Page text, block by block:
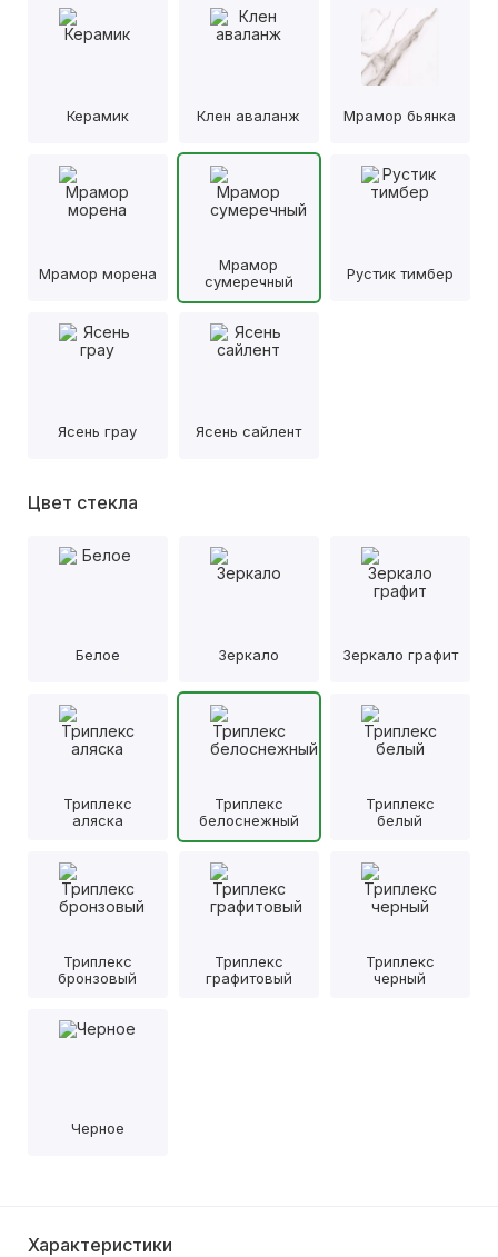
Керамик Клен аваланж Мрамор бьянка
Мрамор морена
Мрамор
сумеречный
Рустик тимбер
Ясень грау Ясень сайлент
Цвет стекла
Белое Зеркало Зеркало графит
Триплекс
аляска
Триплекс
белоснежный
Триплекс
белый
Триплекс
бронзовый
Триплекс
графитовый
Триплекс
черный
Черное
Характеристики